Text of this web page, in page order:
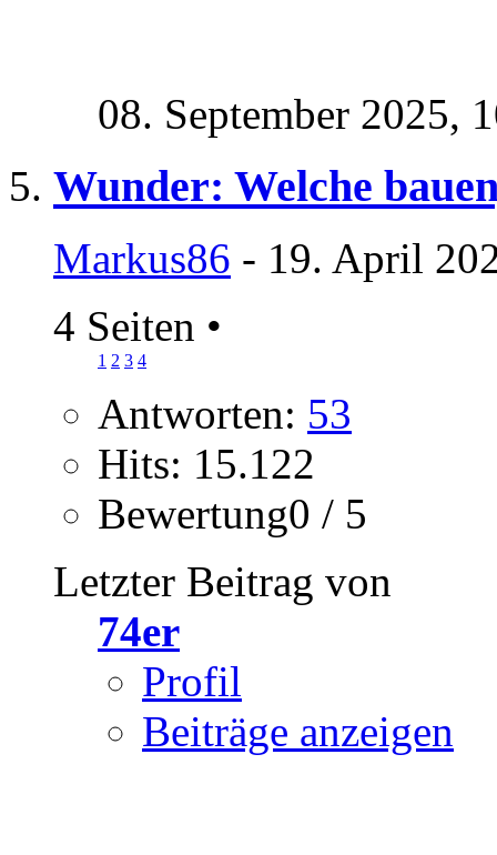
08. September 2025,
Wunder: Welche
Markus86 - 19. April
4 Seiten •
1 2 3 4
Antworten: 53
Hits: 15.122
Bewertung0 / 5
Letzter Beitrag von
74er
Profil
Beiträge anzeigen